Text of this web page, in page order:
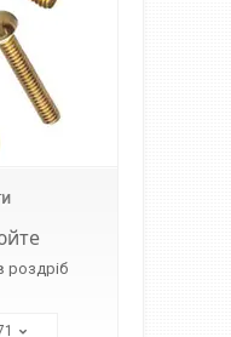
роздріб